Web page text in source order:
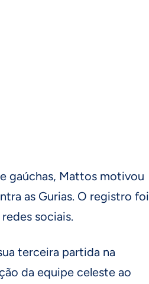
gaúchas, Mattos motivou
as Gurias. O registro foi
sociais.
terceira partida na
da equipe celeste ao